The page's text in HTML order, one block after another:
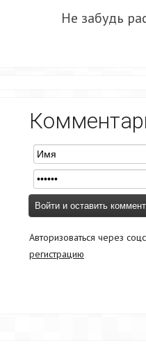
Не забудь
Авторизоваться через
регистрацию